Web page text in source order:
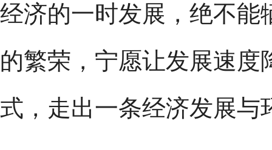
经济的一时发展，绝不能
的繁荣，宁愿让发展速
式，走出一条经济发展与